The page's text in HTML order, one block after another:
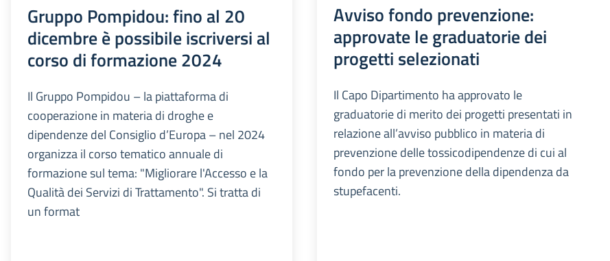
Gruppo Pompidou: fino al 20
dicembre è possibile iscriversi al
corso di formazione 2024
Il Gruppo Pompidou – la piattaforma di
cooperazione in materia di droghe e
dipendenze del Consiglio d’Europa – nel 2024
organizza il corso tematico annuale di
formazione sul tema: "Migliorare l'Accesso e la
Qualità dei Servizi di Trattamento". Si tratta di
un format
Avviso fondo prevenzione:
approvate le graduatorie dei
progetti selezionati
Il Capo Dipartimento ha approvato le
graduatorie di merito dei progetti presentati in
relazione all’avviso pubblico in materia di
prevenzione delle tossicodipendenze di cui al
fondo per la prevenzione della dipendenza da
stupefacenti.